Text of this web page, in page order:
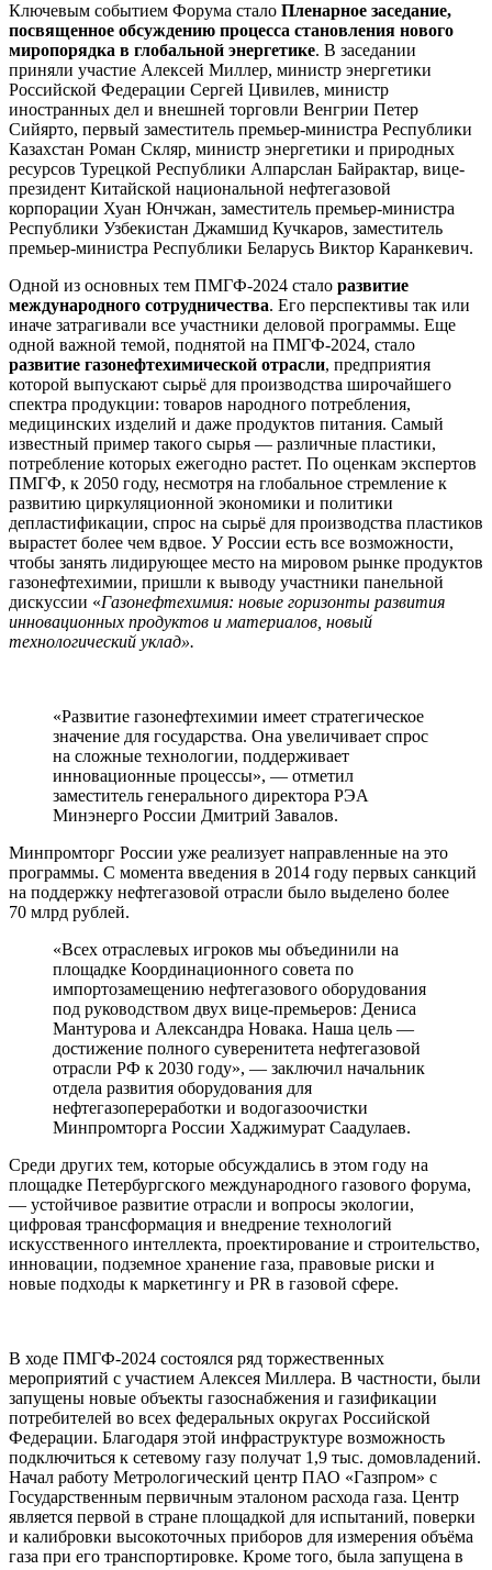
Ключевым событием Форума стало Пленарное заседание,
посвященное обсуждению процесса становления нового
миропорядка в глобальной энергетике. В заседании
приняли участие Алексей Миллер, министр энергетики
Российской Федерации Сергей Цивилев, министр
иностранных дел и внешней торговли Венгрии Петер
Сийярто, первый заместитель премьер-министра Республики
Казахстан Роман Скляр, министр энергетики и природных
ресурсов Турецкой Республики Алпарслан Байрактар, вице-
президент Китайской национальной нефтегазовой
корпорации Хуан Юнчжан, заместитель премьер-министра
Республики Узбекистан Джамшид Кучкаров, заместитель
премьер-министра Республики Беларусь Виктор Каранкевич.
Одной из основных тем ПМГФ-2024 стало развитие
международного сотрудничества. Его перспективы так или
иначе затрагивали все участники деловой программы. Еще
одной важной темой, поднятой на ПМГФ-2024, стало
развитие газонефтехимической отрасли, предприятия
которой выпускают сырьё для производства широчайшего
спектра продукции: товаров народного потребления,
медицинских изделий и даже продуктов питания. Самый
известный пример такого сырья — различные пластики,
потребление которых ежегодно растет. По оценкам экспертов
ПМГФ, к 2050 году, несмотря на глобальное стремление к
развитию циркуляционной экономики и политики
депластификации, спрос на сырьё для производства пластиков
вырастет более чем вдвое. У России есть все возможности,
чтобы занять лидирующее место на мировом рынке продуктов
газонефтехимии, пришли к выводу участники панельной
дискуссии «Газонефтехимия: новые горизонты развития
инновационных продуктов и материалов, новый
технологический уклад».
«Развитие газонефтехимии имеет стратегическое
значение для государства. Она увеличивает спрос
на сложные технологии, поддерживает
инновационные процессы», — отметил
заместитель генерального директора РЭА
Минэнерго России Дмитрий Завалов.
Минпромторг России уже реализует направленные на это
программы. С момента введения в 2014 году первых санкций
на поддержку нефтегазовой отрасли было выделено более
70 млрд рублей.
«Всех отраслевых игроков мы объединили на
площадке Координационного совета по
импортозамещению нефтегазового оборудования
под руководством двух вице-премьеров: Дениса
Мантурова и Александра Новака. Наша цель —
достижение полного суверенитета нефтегазовой
отрасли РФ к 2030 году», — заключил начальник
отдела развития оборудования для
нефтегазопереработки и водогазоочистки
Минпромторга России Хаджимурат Саадулаев.
Среди других тем, которые обсуждались в этом году на
площадке Петербургского международного газового форума,
— устойчивое развитие отрасли и вопросы экологии,
цифровая трансформация и внедрение технологий
искусственного интеллекта, проектирование и строительство,
инновации, подземное хранение газа, правовые риски и
новые подходы к маркетингу и PR в газовой сфере.
В ходе ПМГФ-2024 состоялся ряд торжественных
мероприятий с участием Алексея Миллера. В частности, были
запущены новые объекты газоснабжения и газификации
потребителей во всех федеральных округах Российской
Федерации. Благодаря этой инфраструктуре возможность
подключиться к сетевому газу получат 1,9 тыс. домовладений.
Начал работу Метрологический центр ПАО «Газпром» с
Государственным первичным эталоном расхода газа. Центр
является первой в стране площадкой для испытаний, поверки
и калибровки высокоточных приборов для измерения объёма
газа при его транспортировке. Кроме того, была запущена в